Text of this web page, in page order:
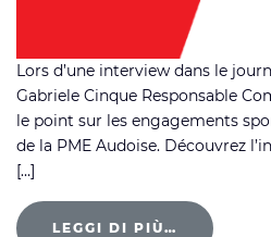
Lors d’une interview dans le
Gabriele Cinque Responsable
le point sur les engagements
de la PME Audoise. Découvrez
[…]
LEGGI DI PIÙ…